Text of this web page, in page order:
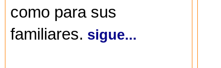
como para sus
familiares. sigue...